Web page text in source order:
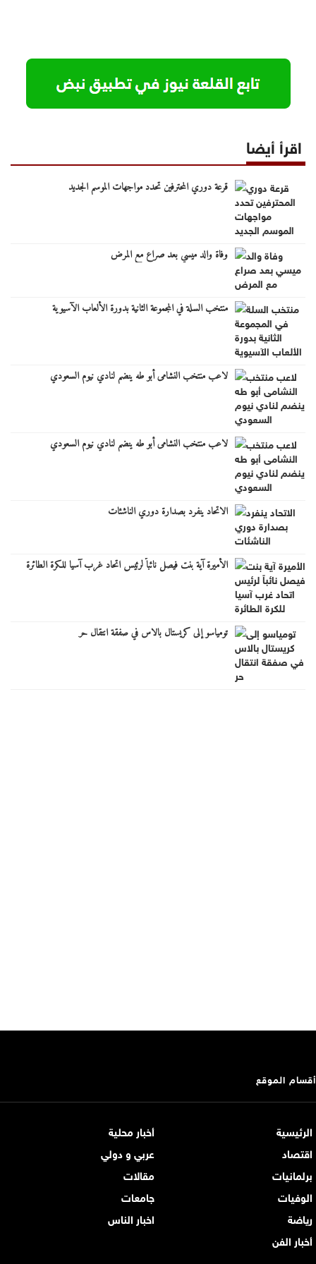
اقرأ أيضا
قرعة دوري المحترفين تحدد مواجهات الموسم الجديد
وفاة والد ميسي بعد صراع مع المرض
منتخب السلة في المجموعة الثانية بدورة الألعاب الآسيوية
لاعب منتخب النشامى أبو طه ينضم لنادي نيوم السعودي
لاعب منتخب النشامى أبو طه ينضم لنادي نيوم السعودي
الاتحاد ينفرد بصدارة دوري الناشئات
الأميرة آية بنت فيصل نائباً لرئيس اتحاد غرب آسيا للكرة الطائرة
تومياسو إلى كريستال بالاس في صفقة انتقال حر
أقسام الموقع
الرئيسية
أخبار محلية
اقتصاد
عربي و دولي
برلمانيات
مقالات
الوفيات
جامعات
رياضة
اخبار الناس
أخبار الفن